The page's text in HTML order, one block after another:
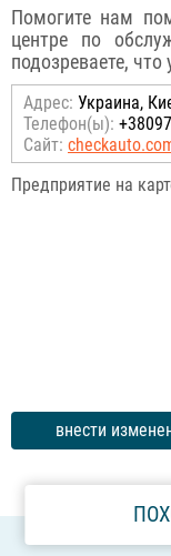
Помогите нам
центре по
подозреваете,
Адрес: Украина,
Телефон(ы):
Сайт:
Предприятие на
внести